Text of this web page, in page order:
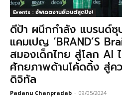
Events : อัพเดตงานอีเวนต์สุดปัง!
ดีป้า ผนึกกำลัง แบรนด์
แคมเปญ ‘BRAND’S
สมองเด็กไทย สู่โลก AI
ศักยภาพด้านโค้ดดิ้ง สู่คว
ดิจิทัล
Padanu Chanpradab - 09/05/2024